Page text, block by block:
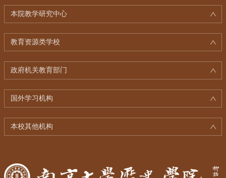
本院教学研究中心
教育资源类学校
政府机关教育部门
国外学习机构
本校其他机构